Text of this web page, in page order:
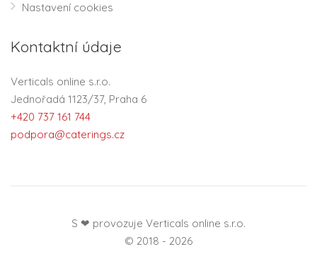
Nastavení cookies
Kontaktní údaje
Verticals online s.r.o.
Jednořadá 1123/37, Praha 6
+420 737 161 744
podpora@caterings.cz
S ❤ provozuje Verticals online s.r.o.
© 2018 - 2026